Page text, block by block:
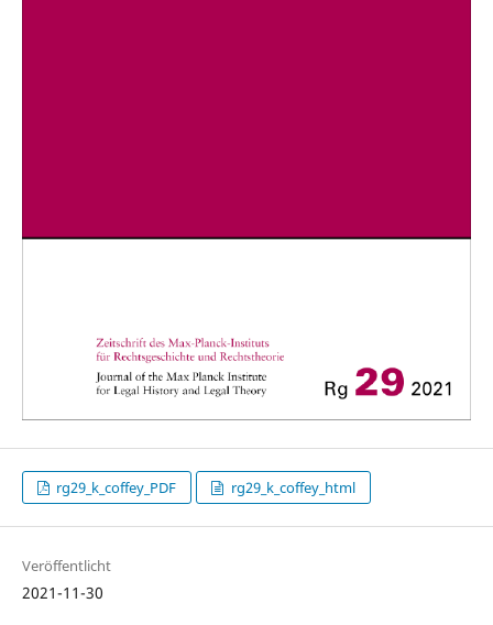
rg29_k_coffey_PDF rg29_k_coffey_html
Veröffentlicht
2021-11-30